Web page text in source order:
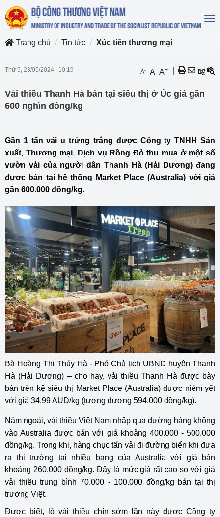
Trang chủ
Tin tức Xúc tiến thương mại
Thứ 5, 23/05/2024 10:19 A- A A+
Vải thiều Thanh Hà bán tại siêu thị ở Úc giá gần
600 nghìn đồng/kg
Gần 1 tấn vải u trứng trắng được Công ty TNHH Sản
xuất, Thương mại, Dịch vụ Rồng Đỏ thu mua ở một số
vườn vải của người dân Thanh Hà (Hải Dương) đang
được bán tại hệ thống Market Place (Australia) với giá
gần 600.000 đồng/kg.
Bà Hoàng Thị Thúy Hà - Phó Chủ tịch UBND huyện Thanh
Hà (Hải Dương) – cho hay, vải thiều Thanh Hà được bày
bán trên kệ siêu thị Market Place (Australia) được niêm yết
với giá 34,99 AUD/kg (tương đương 594.000 đồng/kg).
Năm ngoái, vải thiều Việt Nam nhập qua đường hàng không
vào Australia được bán với giá khoảng 400.000 - 500.000
đồng/kg. Trong khi, hàng chục tấn vải đi đường biển khi đưa
ra thị trường tại nhiều bang của Australia với giá bán
khoảng 260.000 đồng/kg. Đây là mức giá rất cao so với giá
vải thiều trung bình 70.000 - 100.000 đồng/kg bán tại thị
trường Việt.
Được biết, lô vải thiều chín sớm lần này được Công ty